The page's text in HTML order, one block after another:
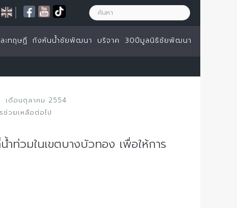
ะทฤษฏี กังหันน้ำชัยพัฒนา บริจาค 30ปีมูลนิธิชัยพัฒนา
|
เดือนตุลาคม 2554
วยเหลือต่อไป
ท่วมในเขตบางบัวทอง เพื่อให้การ